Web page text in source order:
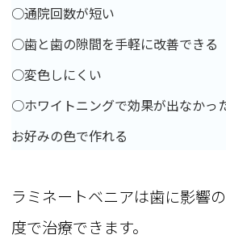
○通院回数が短い
○歯と歯の隙間を手軽に改善できる
○変色しにくい
○ホワイトニングで効果が出なかっ
お好みの色で作れる
ラミネートベニアは歯に影響
度で治療できます。